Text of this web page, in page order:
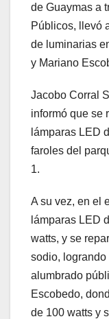
de Guaymas a
Públicos, llevó
de luminarias
y Mariano
Jacobo Corral
informó que se
lámparas LED
faroles del
1.
A su vez, en el
lámparas LED
watts, y se
sodio, logrando
alumbrado
Escobedo,
de 100 watts y